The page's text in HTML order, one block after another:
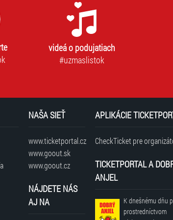
videá o podujatiach
#uzmaslistok
NAŠA SIEŤ
www.ticketportal.cz
www.goout.sk
www.goout.cz
NÁJDETE NÁS
AJ NA
APLIKÁCIE
CheckTicket pre
TICKETPORTAL A
ANJEL
K dnešnému dňu
prostredníctvom